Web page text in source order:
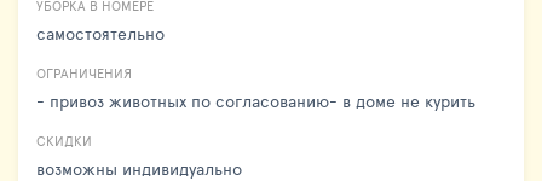
УБОРКА В НОМЕРЕ
самостоятельно
ОГРАНИЧЕНИЯ
- привоз животных по согласованию- в доме не курить
СКИДКИ
возможны индивидуально